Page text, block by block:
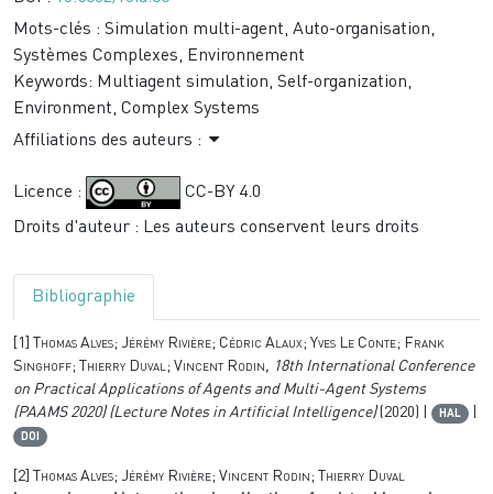
Mots-clés : Simulation multi-agent, Auto-organisation,
Systèmes Complexes, Environnement
Keywords: Multiagent simulation, Self-organization,
Environment, Complex Systems
Affiliations des auteurs :
Licence : CC-BY 4.0
Droits d'auteur : Les auteurs conservent leurs droits
Bibliographie
[1]
Thomas Alves; Jérémy Rivière; Cédric Alaux; Yves Le Conte; Frank
Singhoff; Thierry Duval; Vincent Rodin, 18th International Conference
on Practical Applications of Agents and Multi-Agent Systems
(PAAMS 2020)(Lecture Notes in Artificial Intelligence)(2020) | HAL |
DOI
[2]
Thomas Alves; Jérémy Rivière; Vincent Rodin; Thierry Duval